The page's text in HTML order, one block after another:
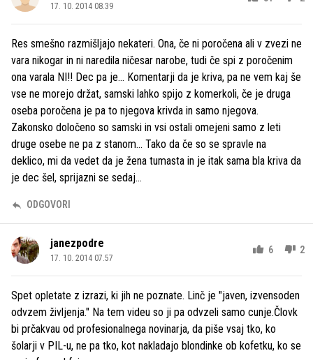
17. 10. 2014 08.39
Res smešno razmišljajo nekateri. Ona, če ni poročena ali v zvezi ne
vara nikogar in ni naredila ničesar narobe, tudi če spi z poročenim
ona varala NI!! Dec pa je... Komentarji da je kriva, pa ne vem kaj še
vse ne morejo držat, samski lahko spijo z komerkoli, če je druga
oseba poročena je pa to njegova krivda in samo njegova.
Zakonsko določeno so samski in vsi ostali omejeni samo z leti
druge osebe ne pa z stanom... Tako da če so se spravle na
deklico, mi da vedet da je žena tumasta in je itak sama bla kriva da
je dec šel, sprijazni se sedaj...
ODGOVORI
janezpodre
17. 10. 2014 07.57
6 2
Spet opletate z izrazi, ki jih ne poznate. Linč je "javen, izvensoden
odvzem življenja." Na tem videu so ji pa odvzeli samo cunje.Človk
bi prčakvau od profesionalnega novinarja, da piše vsaj tko, ko
šolarji v PIL-u, ne pa tko, kot nakladajo blondinke ob kofetku, ko se